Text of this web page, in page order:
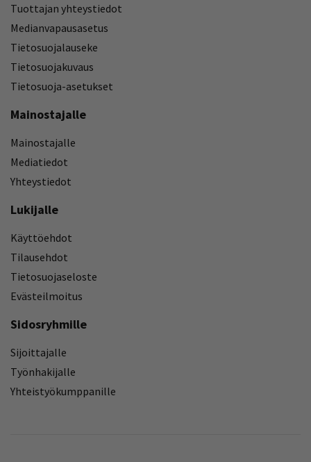
Tuottajan yhteystiedot
Medianvapausasetus
Tietosuojalauseke
Tietosuojakuvaus
Tietosuoja-asetukset
Mainostajalle
Mainostajalle
Mediatiedot
Yhteystiedot
Lukijalle
Käyttöehdot
Tilausehdot
Tietosuojaseloste
Evästeilmoitus
Sidosryhmille
Sijoittajalle
Työnhakijalle
Yhteistyökumppanille